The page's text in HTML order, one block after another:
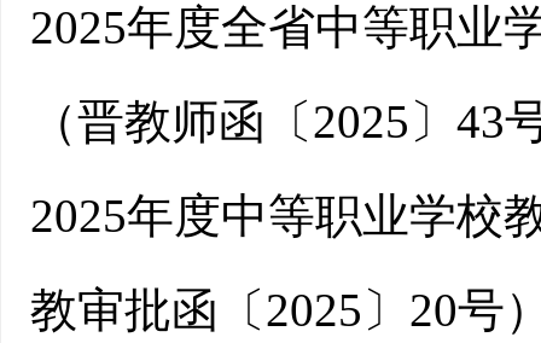
2025年度全省中等职业
（晋教师函〔2025 〕 43
2025年度中等职业学校
教审批函 〔2025 〕 20号